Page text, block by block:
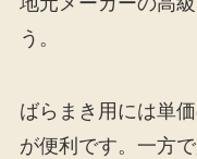
う。
ばらまき用には単
が便利です。一方